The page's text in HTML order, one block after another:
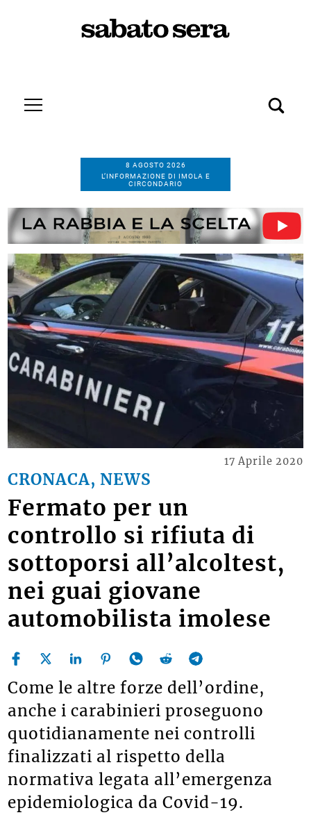
8 AGOSTO 2026
L’INFORMAZIONE DI IMOLA E
CIRCONDARIO
CRONACA, NEWS
17 Aprile 2020
Fermato per un
controllo si rifiuta di
sottoporsi all’alcoltest,
nei guai giovane
automobilista imolese
Come le altre forze dell’ordine,
anche i carabinieri proseguono
quotidianamente nei controlli
finalizzati al rispetto della
normativa legata all’emergenza
epidemiologica da Covid-19.